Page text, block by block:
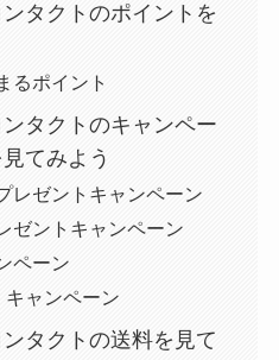
タクトのポイントを
るポイント
タクトのキャンペー
てみよう
レゼントキャンペーン
ゼントキャンペーン
ペーン
ャンペーン
タクトの送料を見て